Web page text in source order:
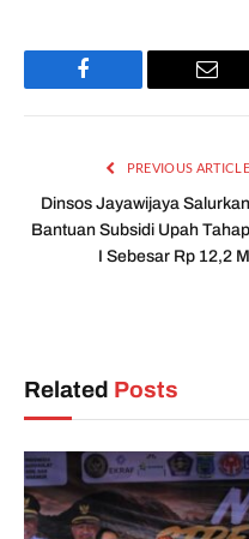
Facebook
PREVIOUS ARTICLE
Dinsos Jayawijaya Salurkan
Bantuan Subsidi Upah Tahap
I Sebesar Rp 12,2 M
Related Posts